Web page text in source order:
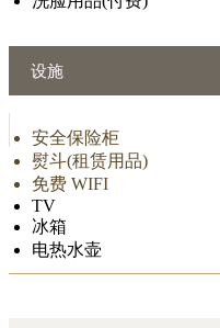
设施
安全保险柜
熨斗(租赁用品)
免费 WIFI
TV
冰箱
电热水壶